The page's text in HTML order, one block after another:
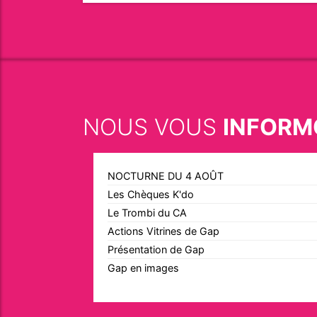
NOUS VOUS
NOCTURNE DU 4 AOÛT
Les Chèques K'do
Le Trombi du CA
Actions Vitrines de Gap
Présentation de Gap
Gap en images